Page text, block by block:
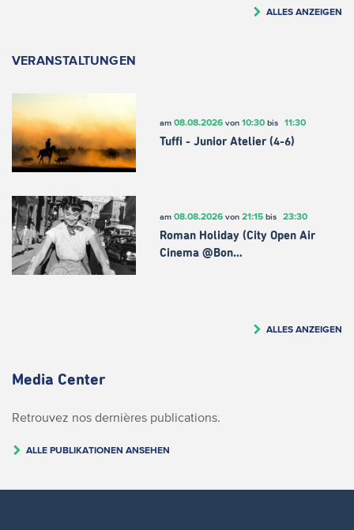
ALLES ANZEIGEN
VERANSTALTUNGEN
am 08.08.2026von 10:30bis 11:30
Tuffi - Junior Atelier (4-6)
am 08.08.2026von 21:15bis 23:30
Roman Holiday (City Open Air
Cinema @Bon…
ALLES ANZEIGEN
Media Center
Retrouvez nos dernières publications.
ALLE PUBLIKATIONEN ANSEHEN